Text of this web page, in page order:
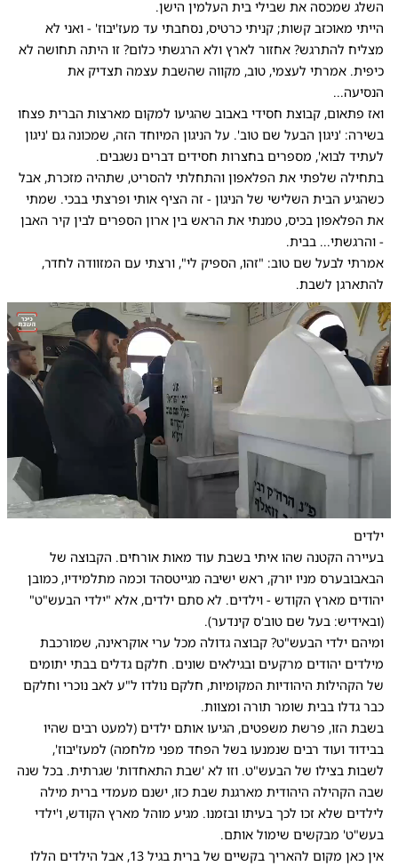
השלג שמכסה את שבילי בית העלמין הישן.
הייתי מאוכזב קשות; קניתי כרטיס, נסחבתי עד מעז'יבוז' - ואני לא
מצליח להתרגש? אחזור לארץ ולא הרגשתי כלום? זו היתה תחושה לא
כיפית. אמרתי לעצמי, טוב, מקווה שהשבת עצמה תצדיק את
הנסיעה...
ואז פתאום, קבוצת חסידי באבוב שהגיעו למקום מארצות הברית פצחו
בשירה: 'ניגון הבעל שם טוב'. על הניגון המיוחד הזה, שמכונה גם 'ניגון
לעתיד לבוא', מספרים בחצרות חסידים דברים נשגבים.
בתחילה שלפתי את הפלאפון והתחלתי להסריט, שתהיה מזכרת, אבל
כשהגיע הבית השלישי של הניגון - זה הציף אותי ופרצתי בבכי. שמתי
את הפלאפון בכיס, טמנתי את הראש בין ארון הספרים לבין קיר האבן
- והרגשתי... בבית.
אמרתי לבעל שם טוב: "זהו, הספיק לי", ורצתי עם המזוודה לחדר,
להתארגן לשבת.
10 10 0:00
ילדים
בעיירה הקטנה שהו איתי בשבת עוד מאות אורחים. הקבוצה של
הבאבובערס מניו יורק, ראש ישיבה מגייטסהד וכמה מתלמידיו, כמובן
יהודים מארץ הקודש - וילדים. לא סתם ילדים, אלא "ילדי הבעש"ט"
(ובאידיש: בעל שם טוב'ס קינדער).
ומיהם ילדי הבעש"ט? קבוצה גדולה מכל ערי אוקראינה, שמורכבת
מילדים יהודים מרקעים ובגילאים שונים. חלקם גדלים בבתי יתומים
של הקהילות היהודיות המקומיות, חלקם נולדו ל"ע לאב נוכרי וחלקם
כבר גדלו בבית שומר תורה ומצוות.
בשבת הזו, פרשת משפטים, הגיעו אותם ילדים (למעט רבים שהיו
בבידוד ועוד רבים שנמנעו בשל הפחד מפני מלחמה) למעז'יבוז',
לשבות בצילו של הבעש"ט. וזו לא 'שבת התאחדות' שגרתית. בכל שנה
שבה הקהילה היהודית מארגנת שבת כזו, ישנם מעמדי ברית מילה
לילדים שלא זכו לכך בעיתו ובזמנו. מגיע מוהל מארץ הקודש, ו'ילדי
בעש"ט' מבקשים שימול אותם.
אין כאן מקום להאריך בקשיים של ברית בגיל 13, אבל הילדים הללו